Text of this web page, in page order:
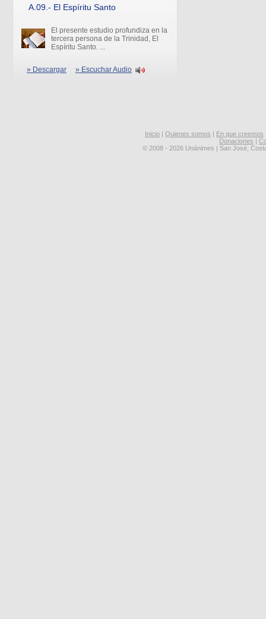
A.09.- El Espíritu Santo
El presente estudio profundiza en la
tercera persona de la Trinidad, El
Espíritu Santo. ...
» Descargar » Escuchar Audio
Inicio | Quienes somos | En que creemos
Donaciones |
© 2008 - 2026 Unánimes | San José,